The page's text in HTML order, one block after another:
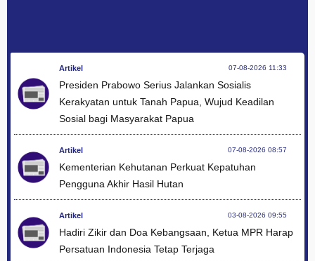
Artikel 07-08-2026 11:33
Presiden Prabowo Serius Jalankan Sosialis
Kerakyatan untuk Tanah Papua, Wujud Keadilan
Sosial bagi Masyarakat Papua
Artikel 07-08-2026 08:57
Kementerian Kehutanan Perkuat Kepatuhan
Pengguna Akhir Hasil Hutan
Artikel 03-08-2026 09:55
Hadiri Zikir dan Doa Kebangsaan, Ketua MPR Harap
Persatuan Indonesia Tetap Terjaga